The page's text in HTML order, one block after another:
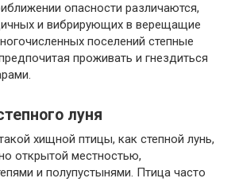
опасности различаются,
и вибрирующих в верещащие
поселений степные
проживать и гнездиться
луня
хищной птицы, как степной лунь,
открытой местностью,
и полупустынями. Птица часто